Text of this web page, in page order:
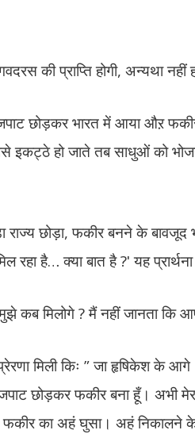
की प्राप्ति होगी, अन्यथा नहीं
छोड़कर भारत में आया औऱ
इकट्ठे हो जाते तब साधुओं को
राज्य छोड़ा, फकीर बनने के
है… क्या बात है ?ʹ यह
कब मिलोगे ? मैं नहीं जानता
मिली किः ” जा हृषिकेश
छोड़कर फकीर बना हूँ। अभी
फकीर का अहं घुसा। अहं